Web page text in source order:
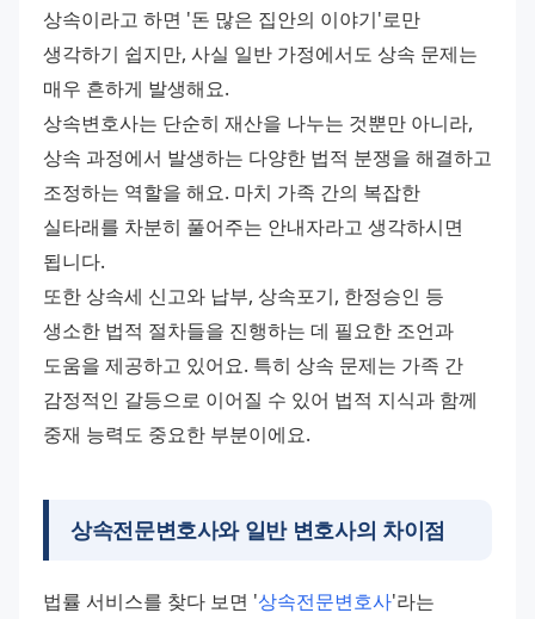
상속이라고 하면 '돈 많은 집안의 이야기'로만
생각하기 쉽지만, 사실 일반 가정에서도 상속 문제는
매우 흔하게 발생해요.
상속변호사는 단순히 재산을 나누는 것뿐만 아니라,
상속 과정에서 발생하는 다양한 법적 분쟁을 해결하고
조정하는 역할을 해요. 마치 가족 간의 복잡한
실타래를 차분히 풀어주는 안내자라고 생각하시면
됩니다.
또한 상속세 신고와 납부, 상속포기, 한정승인 등
생소한 법적 절차들을 진행하는 데 필요한 조언과
도움을 제공하고 있어요. 특히 상속 문제는 가족 간
감정적인 갈등으로 이어질 수 있어 법적 지식과 함께
중재 능력도 중요한 부분이에요.
상속전문변호사와 일반 변호사의 차이점
법률 서비스를 찾다 보면 '상속전문변호사'라는